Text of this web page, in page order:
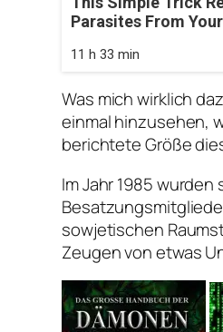
Parasites From
11 h 33 min
Was mich wirklich
einmal hinzusehen,
berichtete Größe
Im Jahr 1985 wurden
sowjetischen
Zeugen von etwas